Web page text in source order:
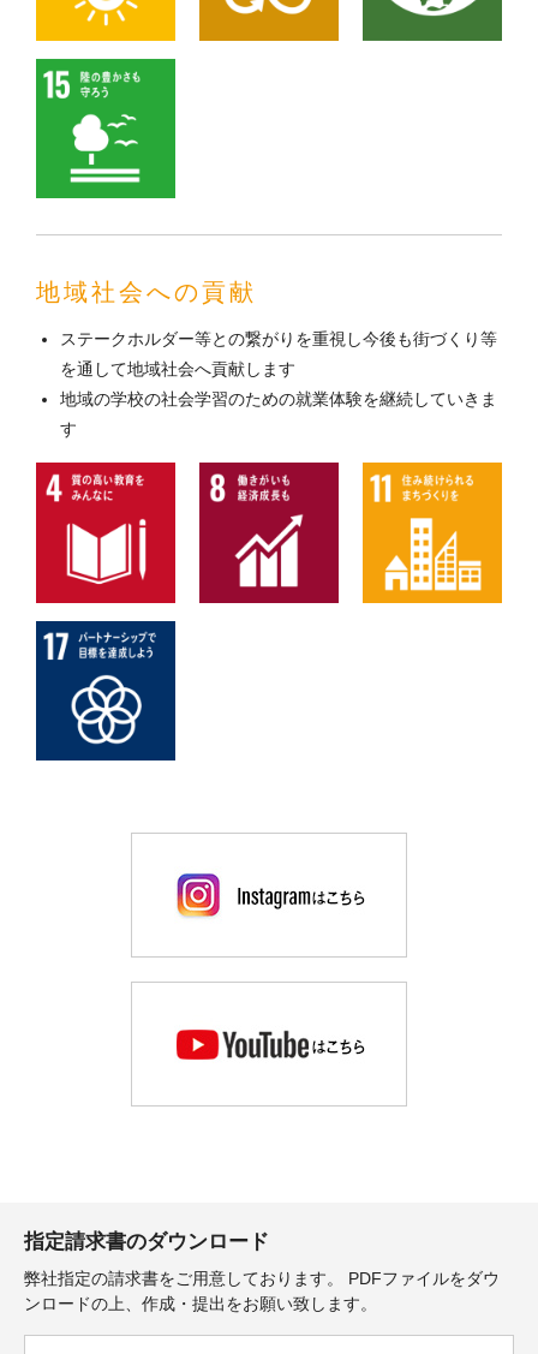
地域社会への貢献
ステークホルダー等との繋がりを重視し今後も街づくり等
を通して地域社会へ貢献します
地域の学校の社会学習のための就業体験を継続していきま
す
指定請求書のダウンロード
弊社指定の請求書をご用意しております。
PDFファイルをダウ
ンロードの上、作成・提出をお願い致します。